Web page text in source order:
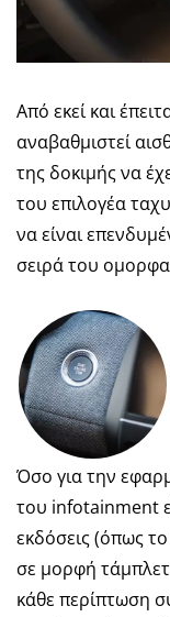
Από εκεί και
αναβαθμιστεί
της δοκιμής να
του επιλογέα
να είναι
σειρά του
Όσο για την
του infotainment
εκδόσεις (όπως
σε μορφή
κάθε περίπτωση